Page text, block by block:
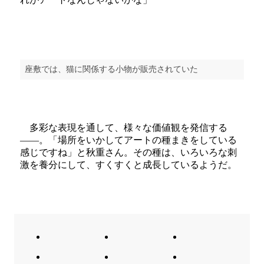
座敷では、猫に関係する小物が販売されていた
多彩な表現を通して、様々な価値観を発信する
――。「場所をいかしてアートの種まきをしている
感じですね」と秋重さん。その種は、いろいろな刺
激を養分にして、すくすくと成長しているようだ。